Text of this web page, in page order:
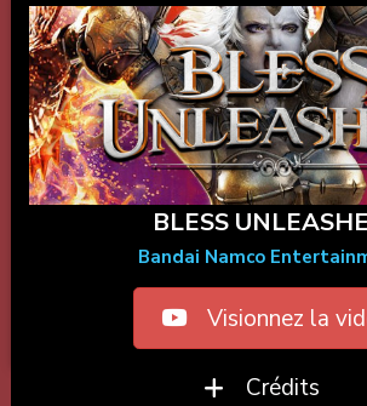
BLESS
Bandai Namco
Visionnez la
Crédits